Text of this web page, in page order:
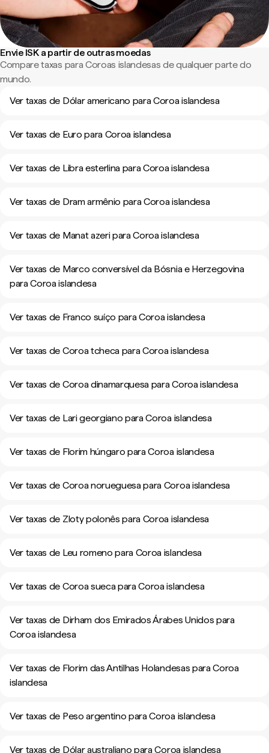
Envie ISK a partir de outras moedas
Compare taxas para Coroas islandesas de qualquer parte do
mundo.
Ver taxas de Dólar americano para Coroa islandesa
Ver taxas de Euro para Coroa islandesa
Ver taxas de Libra esterlina para Coroa islandesa
Ver taxas de Dram armênio para Coroa islandesa
Ver taxas de Manat azeri para Coroa islandesa
Ver taxas de Marco conversível da Bósnia e Herzegovina
para Coroa islandesa
Ver taxas de Franco suíço para Coroa islandesa
Ver taxas de Coroa tcheca para Coroa islandesa
Ver taxas de Coroa dinamarquesa para Coroa islandesa
Ver taxas de Lari georgiano para Coroa islandesa
Ver taxas de Florim húngaro para Coroa islandesa
Ver taxas de Coroa norueguesa para Coroa islandesa
Ver taxas de Zloty polonês para Coroa islandesa
Ver taxas de Leu romeno para Coroa islandesa
Ver taxas de Coroa sueca para Coroa islandesa
Ver taxas de Dirham dos Emirados Árabes Unidos para
Coroa islandesa
Ver taxas de Florim das Antilhas Holandesas para Coroa
islandesa
Ver taxas de Peso argentino para Coroa islandesa
Ver taxas de Dólar australiano para Coroa islandesa